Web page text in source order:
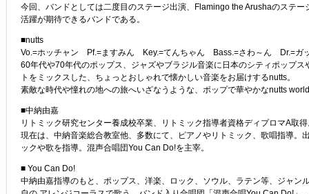
今回、バンドとしては二度目のステージ出演、Flamingo the Arushaのステー
活躍が期待できるバンドである。
■nutts
Vo.=ホッチャン Pf.=ますみん Key.=てんちゃん Bass.=さわ～ん Dr.=ガ
60年代や70年代のポップス、ジャズやブラジル音楽に日本のシティポップス
トをミックスした、ちょっとおしゃれで懐かしい音楽をお届けするnutts。
素敵な時代や憧れの地への旅へいざなうような、ポップで華やかなnutts
■中納由嘉
リトミック研究センター養成校卒業、リトミック指導者資格ディプロマA取
現在は、中納音楽総合教室他、多数にて、ピアノやリトミック、歌唱指導。
ックや歌を指導。混声合唱団You Can Do!を主宰。
■ You Can Do!
中納由嘉指導のもと、ポップス、洋楽、ロック、ソウル、ラテン等、ジャン